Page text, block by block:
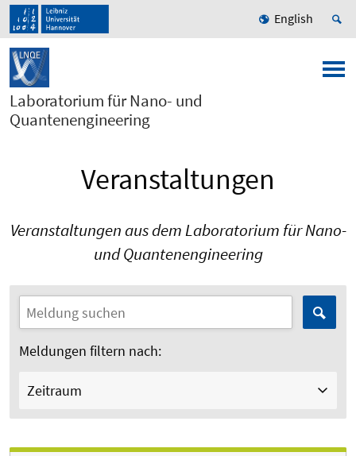
English
Laboratorium für Nano- und
Quantenengineering
Veranstaltungen
Veranstaltungen aus dem Laboratorium für Nano-
und Quantenengineering
Meldungen filtern nach:
Zeitraum